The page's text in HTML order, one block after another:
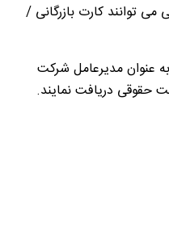
می توانند کارت بازرگانی /
به عنوان مدیرعامل شرکت
حقوقی دریافت نمایند.